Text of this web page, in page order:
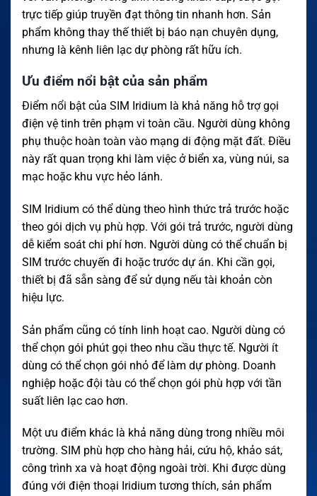
trực tiếp giúp truyền đạt thông tin nhanh hơn. Sản
phẩm không thay thế thiết bị báo nạn chuyên dụng,
nhưng là kênh liên lạc dự phòng rất hữu ích.
Ưu điểm nổi bật của sản phẩm
Điểm nổi bật của SIM Iridium là khả năng hỗ trợ gọi
điện vệ tinh trên phạm vi toàn cầu. Người dùng không
phụ thuộc hoàn toàn vào mạng di động mặt đất. Điều
này rất quan trọng khi làm việc ở biển xa, vùng núi, sa
mạc hoặc khu vực hẻo lánh.
SIM Iridium có thể dùng theo hình thức trả trước hoặc
theo gói dịch vụ phù hợp. Với gói trả trước, người dùng
dễ kiểm soát chi phí hơn. Người dùng có thể chuẩn bị
SIM trước chuyến đi hoặc trước dự án. Khi cần gọi,
thiết bị đã sẵn sàng để sử dụng nếu tài khoản còn
hiệu lực.
Sản phẩm cũng có tính linh hoạt cao. Người dùng có
thể chọn gói phút gọi theo nhu cầu thực tế. Người ít
dùng có thể chọn gói nhỏ để làm dự phòng. Doanh
nghiệp hoặc đội tàu có thể chọn gói phù hợp với tần
suất liên lạc cao hơn.
Một ưu điểm khác là khả năng dùng trong nhiều môi
trường. SIM phù hợp cho hàng hải, cứu hộ, khảo sát,
công trình xa và hoạt động ngoài trời. Khi được dùng
đúng với điện thoại Iridium tương thích, sản phẩm